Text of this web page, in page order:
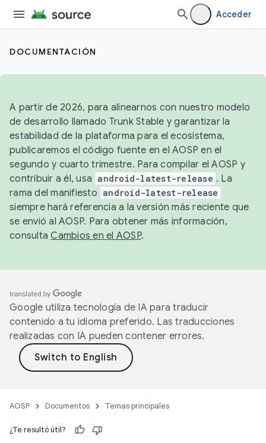
Acceder
DOCUMENTACIÓN
A partir de 2026, para alinearnos con nuestro modelo
de desarrollo llamado Trunk Stable y garantizar la
estabilidad de la plataforma para el ecosistema,
publicaremos el código fuente en el AOSP en el
segundo y cuarto trimestre. Para compilar el AOSP y
contribuir a él, usa android-latest-release . La
rama del manifiesto android-latest-release
siempre hará referencia a la versión más reciente que
se envió al AOSP. Para obtener más información,
consultaCambios en el AOSP.
Google utiliza tecnología de IA para traducir
contenido a tu idioma preferido. Las traducciones
realizadas con IA pueden contener errores.
AOSP Documentos Temas principales
¿Te resultó útil?